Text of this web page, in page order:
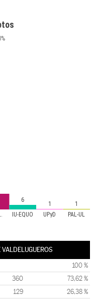
%
IU-EQUO UPyD PAL-UL
6
1 1
100 %
360 73,62 %
129 26,38 %